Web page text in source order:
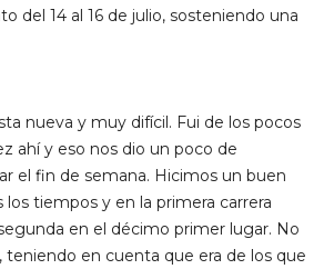
del 14 al 16 de julio, sosteniendo una
nueva y muy difícil. Fui de los pocos
ahí y eso nos dio un poco de
el fin de semana. Hicimos un buen
tiempos y en la primera carrera
en el décimo primer lugar. No
teniendo en cuenta que era de los que